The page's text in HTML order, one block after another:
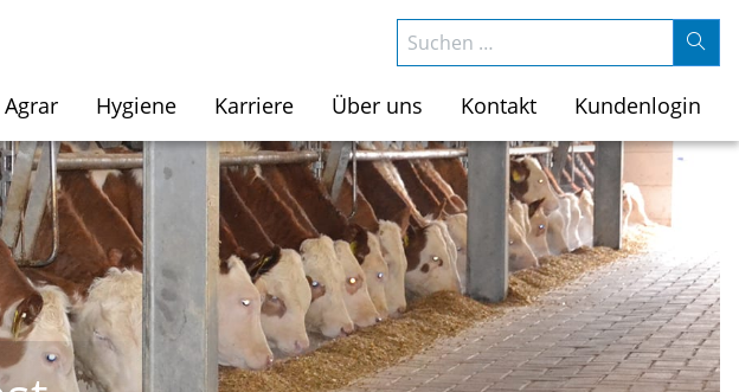
Suchen nach:
Agrar Hygiene­ Karriere Über uns Kontakt Kundenlogin